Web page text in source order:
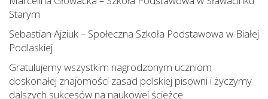
Starym
Sebastian Ajziuk – Społeczna Szkoła Podstawowa w Białej
Podlaskiej
Gratulujemy wszystkim nagrodzonym uczniom
doskonałej znajomości zasad polskiej pisowni i życzymy
dalszych sukcesów na naukowej ścieżce.